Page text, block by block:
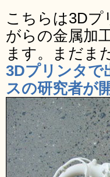
こちらは3Dプ
がらの金属加
ます。まだま
3Dプリンタで
スの研究者が